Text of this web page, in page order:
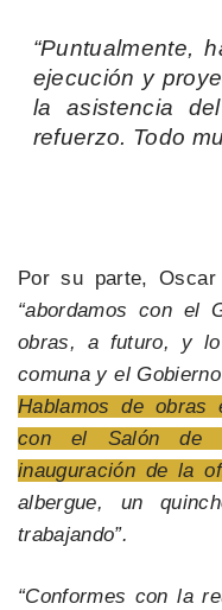
“Puntualmente,
ejecución y
la asistencia
refuerzo. Todo
Por su parte,
“abordamos con el
obras, a futuro, y
comuna y el
Hablamos de obras
con el Salón de
inauguración de la
albergue, un
trabajando”.
“Conformes con la